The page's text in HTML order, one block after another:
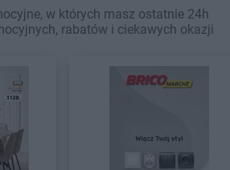
w których masz ostatnie 24h
rabatów i ciekawych okazji